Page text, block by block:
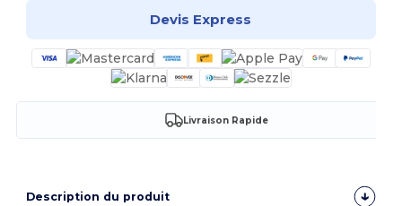
Devis Express
Livraison Rapide
Description du produit